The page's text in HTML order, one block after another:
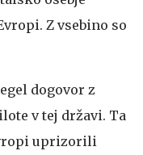
Z vsebino so
dogovor z
v tej državi. Ta
uprizorili